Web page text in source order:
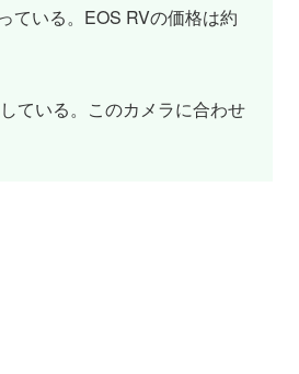
ている。EOS RVの価格は約
ている。このカメラに合わせ